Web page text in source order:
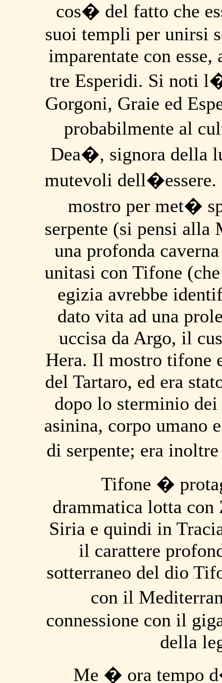
cos� del fatto che
suoi templi per unirsi
imparentate con
tre Esperidi. Si noti
Gorgoni, Graie ed
probabilmente al
Dea�, signora della
mutevoli dell�essere.
mostro per met�
serpente (si pensi alla
una profonda
unitasi con Tifone
egizia avrebbe
dato vita ad una
uccisa da Argo, il
Hera. Il mostro tifone
del Tartaro, ed era
dopo lo sterminio
asinina, corpo umano
di serpente; era
Tifone �
drammatica lotta con
Siria e quindi in
il carattere
sotterraneo del dio
con il
connessione con il
della
Me � ora tempo